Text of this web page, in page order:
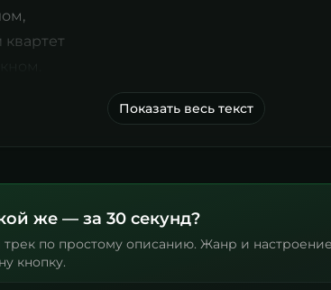
квартет
Показать весь текст
же — за 30 секунд?
по простому описанию. Жанр и
кнопку.